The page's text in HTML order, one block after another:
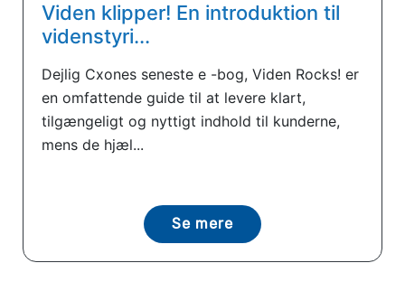
Viden klipper! En introduktion til
videnstyri...
Dejlig Cxones seneste e -bog, Viden Rocks! er
en omfattende guide til at levere klart,
tilgængeligt og nyttigt indhold til kunderne,
mens de hjæl...
Se mere